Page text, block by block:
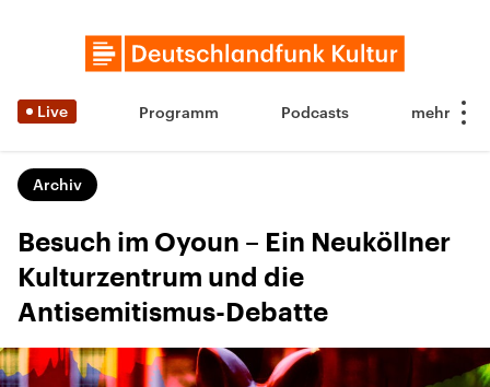
Live Programm Podcasts
Archiv
Besuch im Oyoun – Ein Neuköllner
Kulturzentrum und die
Antisemitismus-Debatte